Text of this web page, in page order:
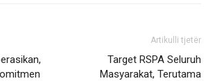
Artikulli tjetër
Target RSPA Seluruh
Masyarakat, Terutama